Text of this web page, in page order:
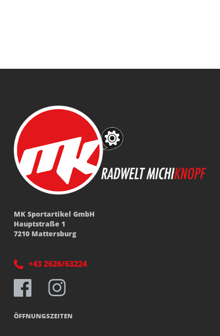
MK Sportartikel GmbH
Hauptstraße 1
7210 Mattersburg
+43 2626/63224
ÖFFNUNGSZEITEN